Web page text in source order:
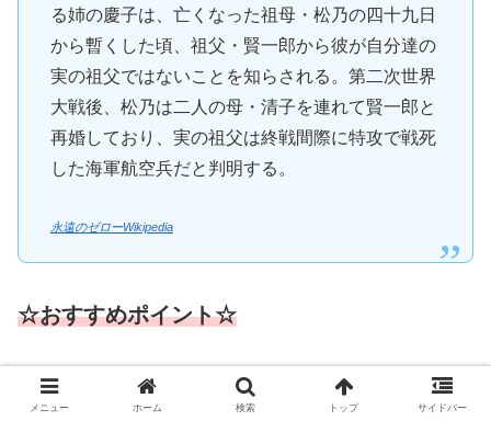
る姉の慶子は、亡くなった祖母・松乃の四十九日
から暫くした頃、祖父・賢一郎から彼が自分達の
実の祖父ではないことを知らされる。第二次世界
大戦後、松乃は二人の母・清子を連れて賢一郎と
再婚しており、実の祖父は終戦間際に特攻で戦死
した海軍航空兵だと判明する。
永遠のゼローWikipedia
☆おすすめポイント☆
岡田准一演じる宮部久蔵の生き様！
これにつきます。
メニュー ホーム 検索 トップ サイドバー